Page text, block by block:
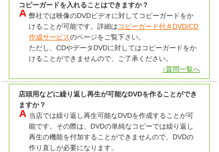
コピーガードを入れることはできますか？
弊社では映像のDVDビデオに対してコピーガードをか
けることが可能です。詳細はコピーガード付きDVD/CD
作成サービスのページをご覧下さい。
ただし、CDやデータDVDに対してはコピーガードをか
けることができませんので、ご了承ください。
↑質問一覧へ
店頭用などに繰り返し再生が可能なDVDを作ることができ
ますか？
当店では繰り返し再生可能なDVDを作成することが可
能です。その際は、DVDの単純なコピーでは繰り返し
再生の機能を付加することができませんので、DVDの
作り直しが必要になります。